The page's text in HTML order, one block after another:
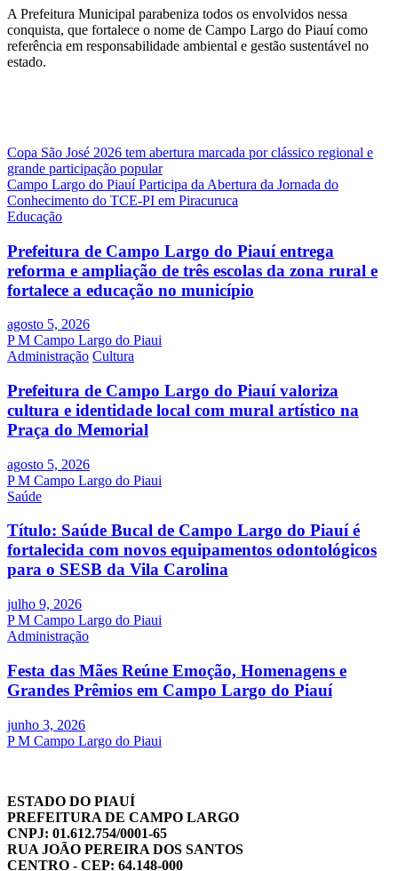
A Prefeitura Municipal parabeniza todos os envolvidos nessa
conquista, que fortalece o nome de Campo Largo do Piauí como
referência em responsabilidade ambiental e gestão sustentável no
estado.
Navegação
de
Post
Copa São José 2026 tem abertura marcada por clássico regional e
grande participação popular
Campo Largo do Piauí Participa da Abertura da Jornada do
Conhecimento do TCE-PI em Piracuruca
Educação
Prefeitura de Campo Largo do Piauí entrega
reforma e ampliação de três escolas da zona rural e
fortalece a educação no município
agosto 5, 2026
P M Campo Largo do Piaui
Administração Cultura
Prefeitura de Campo Largo do Piauí valoriza
cultura e identidade local com mural artístico na
Praça do Memorial
agosto 5, 2026
P M Campo Largo do Piaui
Saúde
Título: Saúde Bucal de Campo Largo do Piauí é
fortalecida com novos equipamentos odontológicos
para o SESB da Vila Carolina
julho 9, 2026
P M Campo Largo do Piaui
Administração
Festa das Mães Reúne Emoção, Homenagens e
Grandes Prêmios em Campo Largo do Piauí
junho 3, 2026
P M Campo Largo do Piaui
ESTADO DO PIAUÍ
PREFEITURA DE CAMPO LARGO
CNPJ: 01.612.754/0001-65
RUA JOÃO PEREIRA DOS SANTOS
CENTRO - CEP: 64.148-000